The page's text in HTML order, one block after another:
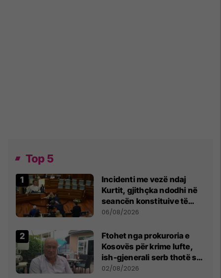
Top 5
Incidenti me vezë ndaj
Kurtit, gjithçka ndodhi në
seancën konstituive të
Kuvendit
06/08/2026
Ftohet nga prokuroria e
Kosovës për krime lufte,
ish-gjenerali serb thotë se
dikush e tradhtoi në
02/08/2026